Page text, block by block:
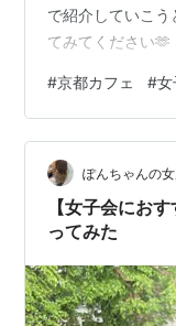
で紹介していこ
てみてください🫶
たしの推しカフェ
☕ 2022年にオー
で、店内インテ
にこだわりを感じ
＆Away」のイ
#京都カフェ #
ぽんちゃんの
【女子会にお
ってみた